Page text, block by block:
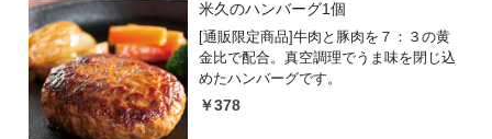
米久のハンバーグ1個
[通販限定商品]牛肉と豚肉を７：３の黄
金比で配合。真空調理でうま味を閉じ込
めたハンバーグです。
￥378